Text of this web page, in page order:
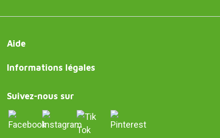
Aide
Informations légales
Suivez-nous sur